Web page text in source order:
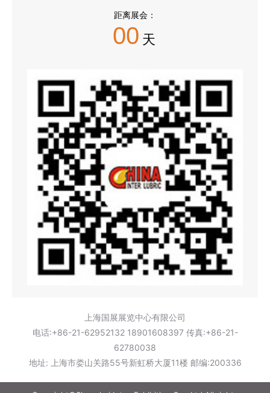
距离展会：
00 天
上海国展展览中心有限公司
电话:+86-21-62952132 18901608397 传真:+86-21-
62780038
地址: 上海市娄山关路55号新虹桥大厦11楼 邮编:200336